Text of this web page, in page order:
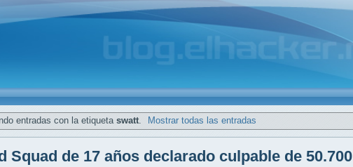
entradas con la etiqueta swatt. Mostrar todas las entradas
Squad de 17 años declarado culpable de 50.700